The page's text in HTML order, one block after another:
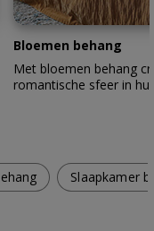
Bloemen behang
Met bloemen behang
romantische sfeer in
Slaapkamer